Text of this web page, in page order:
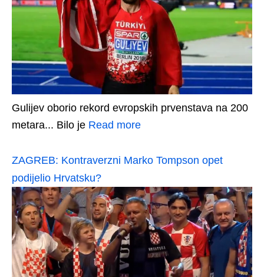
Gulijev oborio rekord evropskih prvenstava na 200
metara... Bilo je Read more
ZAGREB: Kontraverzni Marko Tompson opet
podijelio Hrvatsku?